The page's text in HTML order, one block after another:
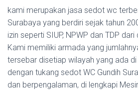
kami merupakan jasa sedot wc
Surabaya yang berdiri sejak tahun
izin seperti SIUP, NPWP dan TDP
Kami memiliki armada yang
tersebar disetiap wilayah yang ada
dengan tukang sedot WC Gundih
dan berpengalaman, di lengkapi